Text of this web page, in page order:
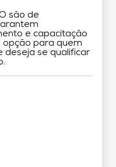
são de
e capacitação
opção para quem
deseja se qualificar